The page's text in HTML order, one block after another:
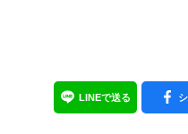
LINEで送る